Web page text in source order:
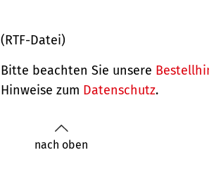
(RTF-Datei)
Bitte beachten Sie unsere
Hinweise zum Datenschutz.
nach oben